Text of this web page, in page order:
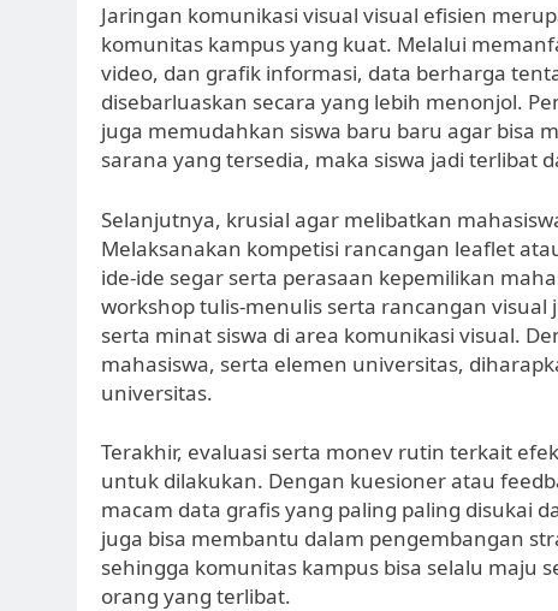
Jaringan komunikasi visual visual efisien
komunitas kampus yang kuat. Melalui
video, dan grafik informasi, data berharga
disebarluaskan secara yang lebih menonjol.
juga memudahkan siswa baru baru agar bisa
sarana yang tersedia, maka siswa jadi terlibat
Selanjutnya, krusial agar melibatkan
Melaksanakan kompetisi rancangan leaflet
ide-ide segar serta perasaan kepemilikan
workshop tulis-menulis serta rancangan
serta minat siswa di area komunikasi visual.
mahasiswa, serta elemen universitas,
universitas.
Terakhir, evaluasi serta monev rutin terkait
untuk dilakukan. Dengan kuesioner atau
macam data grafis yang paling paling disukai
juga bisa membantu dalam pengembangan
sehingga komunitas kampus bisa selalu maju
orang yang terlibat.